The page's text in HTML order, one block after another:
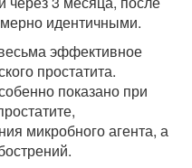
идентичными.
эффективное
простатита.
показано при
микробного агента, а